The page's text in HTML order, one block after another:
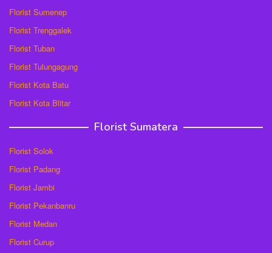
Florist Sumenep
Florist Trenggalek
Florist Tuban
Florist Tulungagung
Florist Kota Batu
Florist Kota Blitar
Florist Sumatera
Florist Solok
Florist Padang
Florist Jambi
Florist Pekanbanru
Florist Medan
Florist Curup